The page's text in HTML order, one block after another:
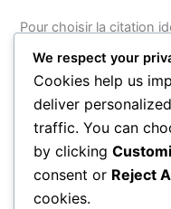
Pour choisir la citation
personnalité de celui
qu’une âme sensible
et solennel. N’hésitez
un souvenir partagé
touche personnelle qui
message inoubliable.
We respect your
Cookies help us
deliver
traffic. You can
by clicking
consent or Reject
cookies.